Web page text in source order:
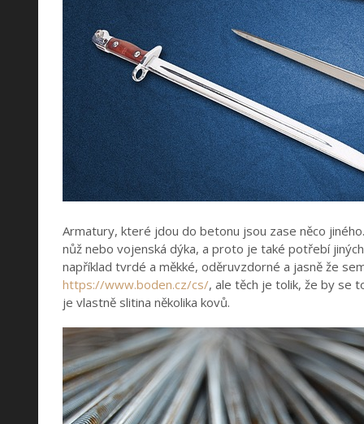
Armatury, které jdou do betonu jsou zase něco
nůž nebo vojenská dýka, a proto je také potřebí
například tvrdé a měkké, oděruvzdorné a jasně že
https://www.boden.cz/cs/, ale těch je tolik, že by se
je vlastně slitina několika kovů.